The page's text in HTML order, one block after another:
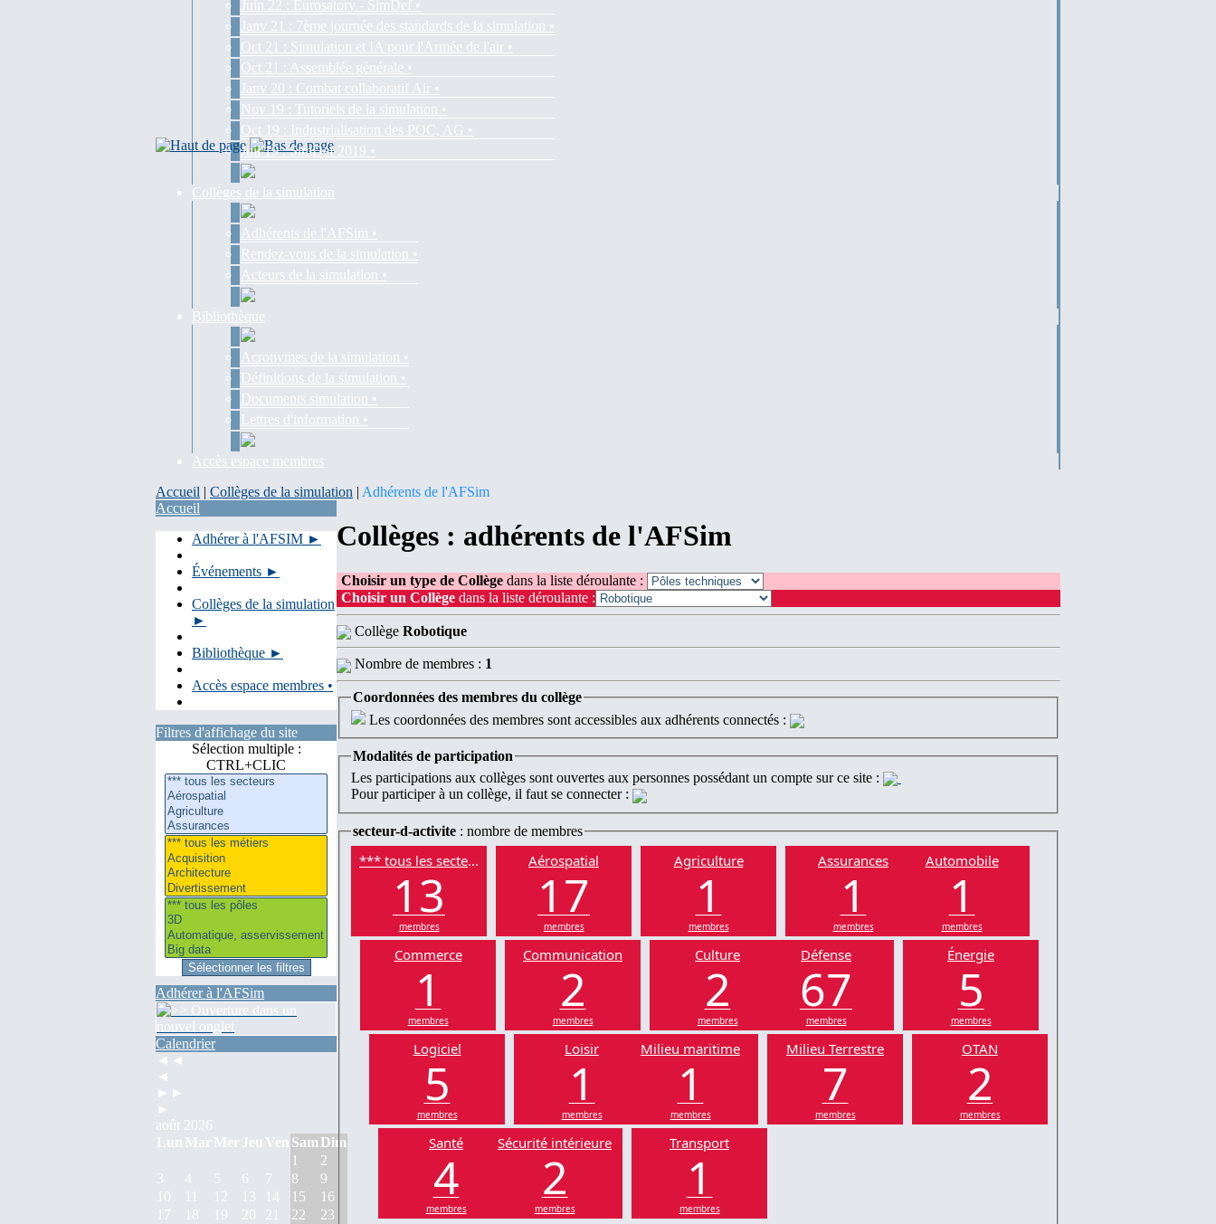
Juin 22 : Eurosatory - SimDef •
Janv 21 : 7ème journée des standards de la simulation •
Oct 21 : Simulation et IA pour l'Armée de l'air •
Oct 21 : Assemblée générale •
Janv 20 : Combat collaboratif Air •
Nov 19 : Tutoriels de la simulation •
Oct 19 : Industrialisation des POC, AG •
Juil 19 : SimDef 2019 •
Collèges de la simulation
Adhérents de l'AFSim •
Rendez-vous de la simulation •
Acteurs de la simulation •
Bibliothèque
Acronymes de la simulation •
Définitions de la simulation •
Documents simulation •
Lettres d'information •
Accès espace membres
Accueil | Collèges de la simulation | Adhérents de l'AFSim
Accueil
Adhérer à l'AFSIM ►
Événements ►
Collèges de la simulation
►
Bibliothèque ►
Accès espace membres •
Filtres d'affichage du site
Sélection multiple :
CTRL+CLIC
Adhérer à l'AFSim
Calendrier
◄◄
◄
►►
►
août 2026
Lun Mar Mer Jeu Ven Sam Dim
1
2
3
4 5 6 7 8
9
10
11 12 13 14 15
16
17
18 19 20 21 22
23
Collèges : adhérents de l'AFSim
Choisir un type de Collège dans la liste déroulante :
Choisir un Collège dans la liste déroulante :
Collège Robotique
Nombre de membres : 1
Coordonnées des membres du collège
Les coordonnées des membres sont accessibles aux adhérents connectés :
Modalités de participation
Les participations aux collèges sont ouvertes aux personnes possédant un compte sur ce site :
Pour participer à un collège, il faut se connecter :
secteur-d-activite : nombre de membres
*** tous les secteurs
13
membres
Aérospatial
17
membres
Agriculture
1
membres
Assurances
1
membres
Automobile
1
membres
Commerce
1
membres
Communication
2
membres
Culture
2
membres
Défense
67
membres
Énergie
5
membres
Logiciel
5
membres
Loisir
1
membres
Milieu maritime
1
membres
Milieu Terrestre
7
membres
OTAN
2
membres
Santé
4
membres
Sécurité intérieure
2
membres
Transport
1
membres